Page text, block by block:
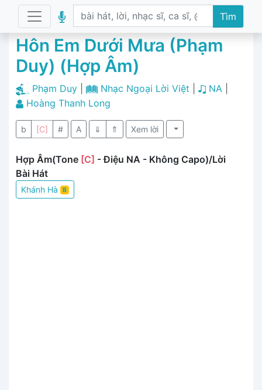
Tìm
Hôn Em Dưới Mưa (Phạm
Duy) (Hợp Âm)
Phạm Duy Nhạc Ngoại Lời Việt NA
Hoàng Thanh Long
b [C] # A ⇓ ⇑ Xem lời
Hợp Âm(Tone [C] - Điệu NA - Không Capo)/Lời
Bài Hát
Khánh Hà B